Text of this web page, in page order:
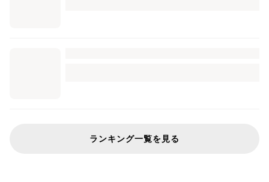
ランキング一覧を見る